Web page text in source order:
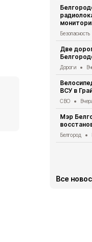
Безопасность
Две
Дороги
ВСУ в
СВО
Мэр
Белгород
Все